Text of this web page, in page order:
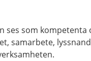
ses som kompetenta
samarbete,